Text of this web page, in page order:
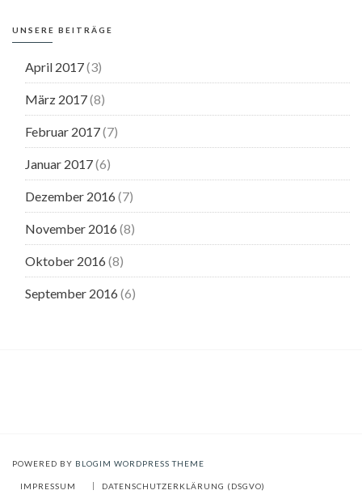
UNSERE BEITRÄGE
April 2017(3)
März 2017(8)
Februar 2017(7)
Januar 2017(6)
Dezember 2016 (7)
November 2016 (8)
Oktober 2016 (8)
September 2016 (6)
POWERED BY BLOGIM WORDPRESS THEME
IMPRESSUM DATENSCHUTZERKLÄRUNG (DSGVO)